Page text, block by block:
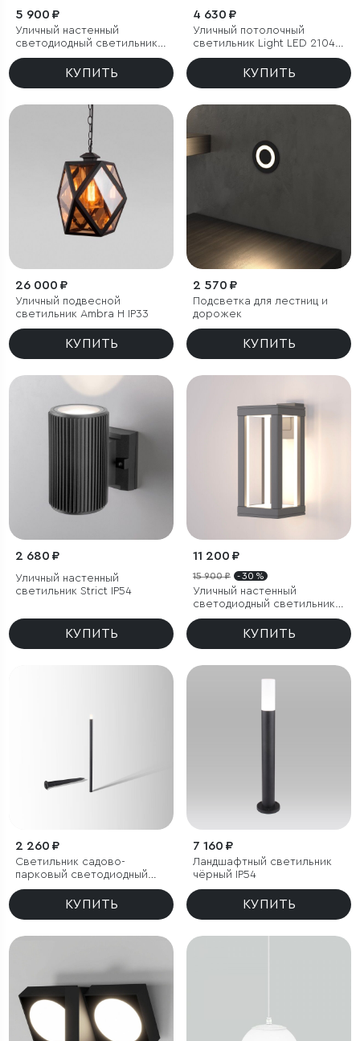
5 900 ₽
Уличный настенный
светодиодный светильник
Techno LED IP54 с
регулировкой лучей
КУПИТЬ
4 630 ₽
Уличный потолочный
светильник Light LED 2104
IP54
КУПИТЬ
26 000 ₽
Уличный подвесной
светильник Ambra H IP33
КУПИТЬ
2 570 ₽
Подсветка для лестниц и
дорожек
КУПИТЬ
2 680 ₽
Уличный настенный
светильник Strict IP54
КУПИТЬ
11 200 ₽
15 900 ₽ - 30 %
Уличный настенный
светодиодный светильник
Frame LED IP54
КУПИТЬ
2 260 ₽
Светильник садово-
парковый светодиодный
Lumos
КУПИТЬ
7 160 ₽
Ландшафтный светильник
чёрный IP54
КУПИТЬ